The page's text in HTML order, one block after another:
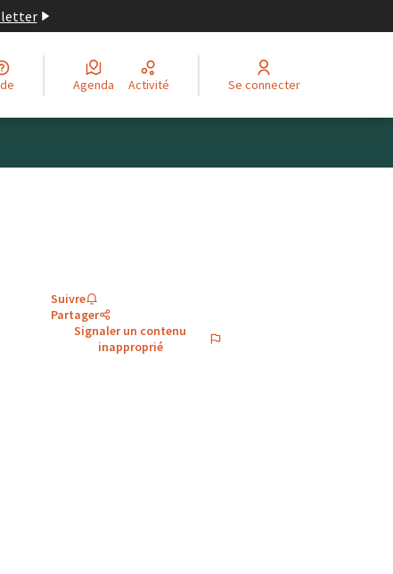
Agenda Activité Se connecter
Suivre
Partager
Signaler un contenu
inapproprié